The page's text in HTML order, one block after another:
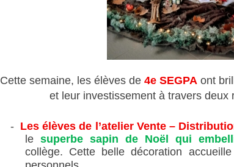
Cette semaine, les élèves de4e SEGPA ont
et leur investissement à travers deux
- Les élèves de l’atelier Vente –
lesuperbesapin de Noël qui
collège. Cette belle décoration